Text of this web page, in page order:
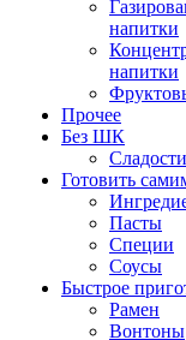
напитки
напитки
Прочее
Без ШК
Сладости
Готовить
Пасты
Специи
Соусы
Быстрое
Рамен
Вонтоны